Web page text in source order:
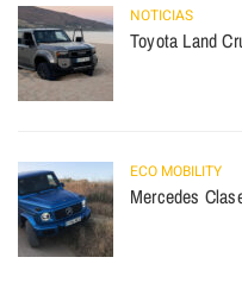
NOTICIAS
Toyota Land
ECO MOBILITY
Mercedes